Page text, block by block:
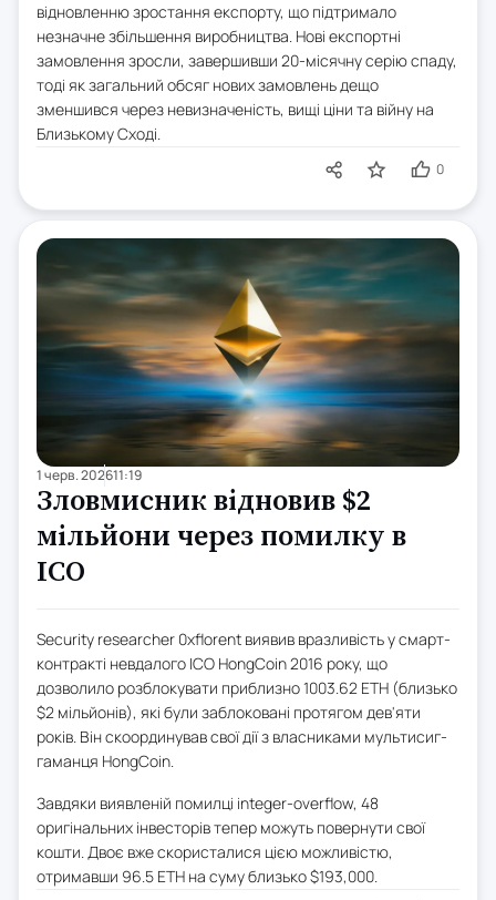
відновленню зростання експорту, що підтримало
незначне збільшення виробництва. Нові експортні
замовлення зросли, завершивши 20-місячну серію спаду,
тоді як загальний обсяг нових замовлень дещо
зменшився через невизначеність, вищі ціни та війну на
Близькому Сході.
0
1 черв. 202611:19
Зловмисник відновив $2
мільйони через помилку в
ICO
Security researcher 0xflorent виявив вразливість у смарт-
контракті невдалого ICO HongCoin 2016 року, що
дозволило розблокувати приблизно 1003.62 ETH (близько
$2 мільйонів), які були заблоковані протягом дев'яти
років. Він скоординував свої дії з власниками мультисиг-
гаманця HongCoin.
Завдяки виявленій помилці integer-overflow, 48
оригінальних інвесторів тепер можуть повернути свої
кошти. Двоє вже скористалися цією можливістю,
отримавши 96.5 ETH на суму близько $193,000.